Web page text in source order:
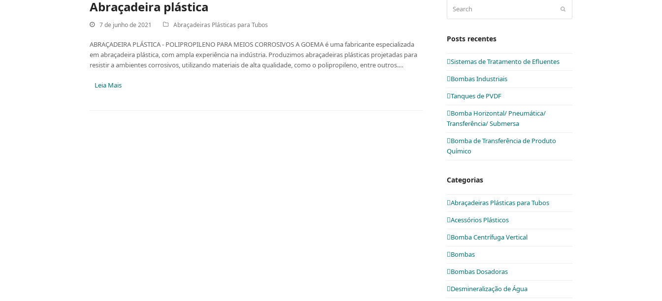
Abraçadeira plástica
7 de junho de 2021 Abraçadeiras Plásticas para Tubos
ABRAÇADEIRA PLÁSTICA - POLIPROPILENO PARA MEIOS CORROSIVOS A GOEMA é uma fabricante especializada
em abraçadeira plástica, com ampla experiência na indústria. Produzimos abraçadeiras plásticas projetadas para
resistir a ambientes corrosivos, utilizando materiais de alta qualidade, como o polipropileno, entre outros.…
Leia Mais
Posts recentes
Sistemas de Tratamento de Efluentes
Bombas Industriais
Tanques de PVDF
Bomba Horizontal/ Pneumática/
Transferência/ Submersa
Bomba de Transferência de Produto
Químico
Categorias
Abraçadeiras Plásticas para Tubos
Acessórios Plásticos
Bomba Centrífuga Vertical
Bombas
Bombas Dosadoras
Desmineralização de Água